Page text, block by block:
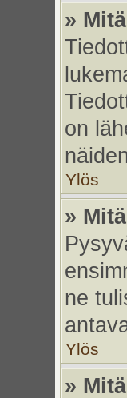
»
on
Ylös
»
ne
Ylös
»